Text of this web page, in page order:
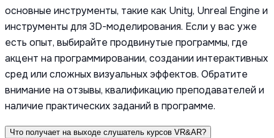
основные инструменты, такие как Unity, Unreal Engine и
инструменты для 3D-моделирования. Если у вас уже
есть опыт, выбирайте продвинутые программы, где
акцент на программировании, создании интерактивных
сред или сложных визуальных эффектов. Обратите
внимание на отзывы, квалификацию преподавателей и
наличие практических заданий в программе.
Что получает на выходе слушатель курсов VR&AR?